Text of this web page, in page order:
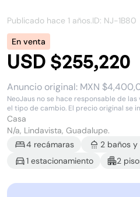
Publicado hace 1 años.ID: NJ-1B80
En venta
USD $255,220
Anuncio original: MXN
NeoJaus no se hace responsable de las
el tipo de cambio. El precio original se
Casa
N/a, Lindavista, Guadalupe.
4 recámaras 2 baños y
1 estacionamiento 2 piso